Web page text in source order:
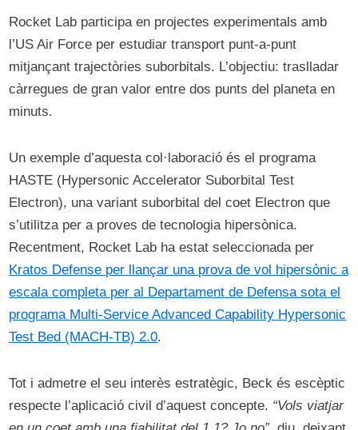
Rocket Lab participa en projectes experimentals amb
l’US Air Force per estudiar transport punt-a-punt
mitjançant trajectòries suborbitals. L’objectiu: traslladar
càrregues de gran valor entre dos punts del planeta en
minuts.
Un exemple d’aquesta col·laboració és el programa
HASTE (Hypersonic Accelerator Suborbital Test
Electron), una variant suborbital del coet Electron que
s’utilitza per a proves de tecnologia hipersònica.
Recentment, Rocket Lab ha estat seleccionada per
Kratos Defense per llançar una prova de vol hipersònic a
escala completa per al Departament de Defensa sota el
programa Multi-Service Advanced Capability Hypersonic
Test Bed (MACH-TB) 2.0.
Tot i admetre el seu interès estratègic, Beck és escèptic
respecte l’aplicació civil d’aquest concepte. “Vols viatjar